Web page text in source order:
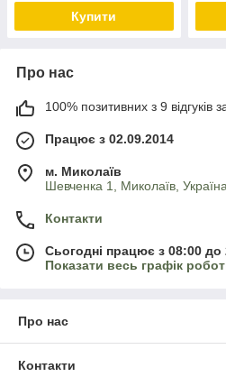
Купити
Про нас
100% позитивних з 9 відгуків
Працює з 02.09.2014
м. Миколаїв
Шевченка 1, Миколаїв,
Контакти
Сьогодні працює з 08:00 до
Показати весь графік
Про нас
Контакти